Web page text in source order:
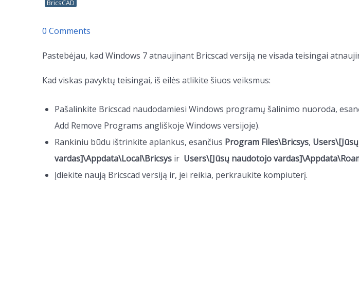
BricsCAD
0 Comments
Pastebėjau, kad Windows 7 atnaujinant Bricscad versiją ne visada teisingai
Kad viskas pavyktų teisingai, iš eilės atlikite šiuos veiksmus:
Pašalinkite Bricscad naudodamiesi Windows programų šalinimo nuoroda,
Add Remove Programs angliškoje Windows versijoje).
Rankiniu būdu ištrinkite aplankus, esančius Program Files\Bricsys,
vardas]\Appdata\Local\Bricsys ir Users\[Jūsų naudotojo vardas
Įdiekite naują Bricscad versiją ir, jei reikia, perkraukite kompiuterį.